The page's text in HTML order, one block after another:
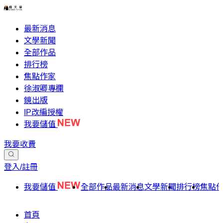
最新消息
文學新聞
全部作品
排行榜
焦點作家
徐淑卿專欄
鏡出版
IP改編授權
我要儲值
我要收費
登入/註冊
我要儲值 全部作品最新消息文學新聞排行榜焦點
首頁